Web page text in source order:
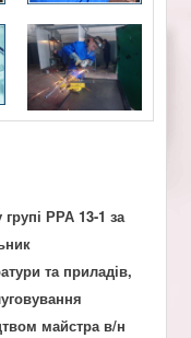
РРА 13-1 за
та приладів,
майстра в/н